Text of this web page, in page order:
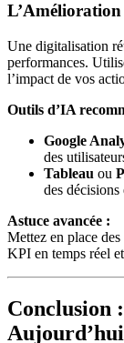
Une digitalisation
performances.
l’impact de vos
Outils d’IA
Google
des
Tableau ou
des décisions
Astuce avancée :
Mettez en place
KPI en temps réel
Conclusion
Aujourd’hui